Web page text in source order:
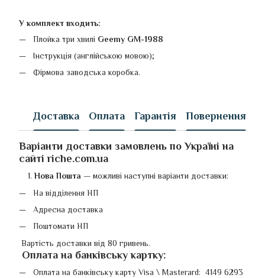
У комплект входить:
Плойка три хвилі Geemy GM-1988
Інструкція (англійською мовою);
Фірмова заводська коробка.
Доставка Оплата Гарантія Повернення
Варіанти доставки замовлень по Україні на
сайті riche.com.ua
Нова Пошта — можливі наступні варіанти доставки:
На відділення НП
Адресна доставка
Поштомати НП
Вартість доставки від 80 гривень.
Оплата на банківську картку:
Оплата на банківську карту Visa \ Masterard: 4149 6293